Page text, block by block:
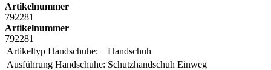
Artikelnummer
792281
Artikelnummer
792281
Artikeltyp Handschuhe:
Handschuh
Ausführung Handschuhe: Schutzhandschuh Einweg